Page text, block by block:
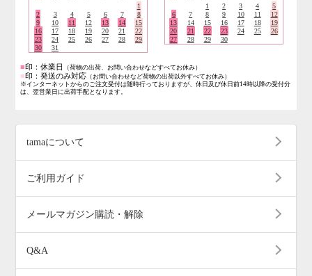
1
2
3 4 5 6 7
8
9
10 11 12 13 14
15
16
17 18 19 20 21
22
23
24 25 26 27 28
29
30
31
1
2 3 4
5
6
7 8 9 10 11
12
13
14 15 16 17 18
19
20
21 22 23 24 25
26
27
28 29 30
■印：休業日 （荷物の出荷、お問い合わせなどすべてお休み）
■印：発送のみ対応 （お問い合わせなど荷物の出荷以外すべてお休み）
※インターネットからのご注文受付は随時行っておりますが、休日及び休日前14時以降の受付分
は、翌営業日に出荷手配となります。
tamaについて
ご利用ガイド
メールマガジン購読・解除
Q&A